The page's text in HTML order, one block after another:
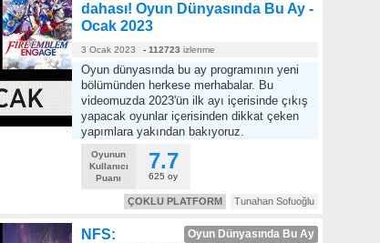
dahası! Oyun Dünyasında Bu Ay -
Ocak 2023
3 Ocak 2023 - 112723 izlenme
Oyun dünyasında bu ay programının yeni
bölümünden herkese merhabalar. Bu
videomuzda 2023'ün ilk ayı içerisinde çıkış
yapacak oyunlar içerisinden dikkat çeken
yapımlara yakından bakıyoruz.
Oyunun
Kullanıcı
Puanı
7.7
625 oy
Tunahan Sofuoğlu
ÇOKLU PLATFORM
Oyun Dünyasında Bu Ay
NFS: